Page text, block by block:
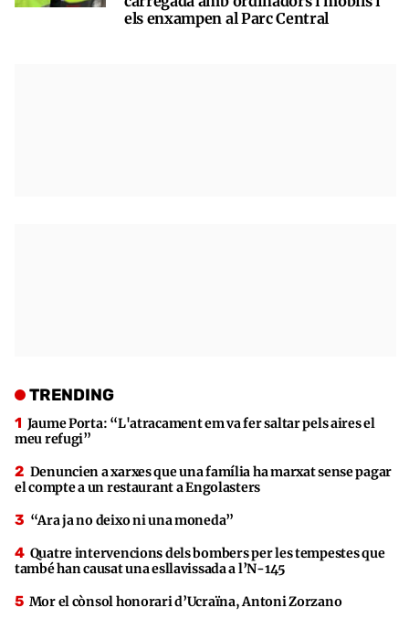
els enxampen al Parc Central
TRENDING
Jaume Porta: “L'atracament em va fer saltar pels aires el
meu refugi”
Denuncien a xarxes que una família ha marxat sense pagar
el compte a un restaurant a Engolasters
“Ara ja no deixo ni una moneda”
Quatre intervencions dels bombers per les tempestes que
també han causat una esllavissada a l’N-145
Mor el cònsol honorari d’Ucraïna, Antoni Zorzano